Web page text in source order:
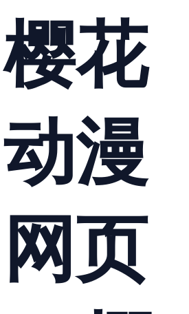
樱花
动漫
网页